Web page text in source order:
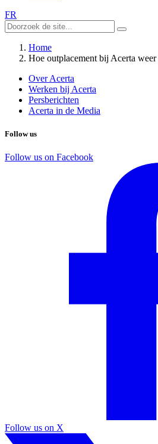
FR
Home
Hoe outplacement bij Acerta
Over Acerta
Werken bij Acerta
Persberichten
Acerta in de Media
Follow us
Follow us on Facebook
Follow us on X